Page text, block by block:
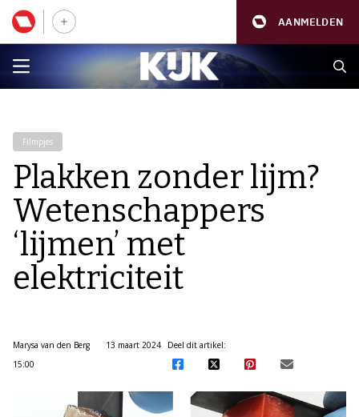
AANMELDEN
Filmpjes
Plakken zonder lijm?
Wetenschappers
‘lijmen’ met
elektriciteit
Marysa van den Berg
13 maart 2024
15:00
Deel dit artikel: